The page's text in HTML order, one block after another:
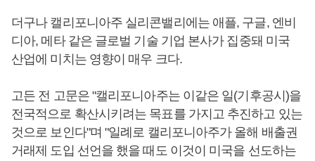
더구나 캘리포니아주 실리콘밸리에는 애플, 구글, 엔비
디아, 메타 같은 글로벌 기술 기업 본사가 집중돼 미국
산업에 미치는 영향이 매우 크다.
고든 전 고문은 "캘리포니아주는 이같은 일(기후공시)을
전국적으로 확산시키려는 목표를 가지고 추진하고 있는
것으로 보인다"며 "일례로 캘리포니아주가 올해 배출권
거래제 도입 선언을 했을 때도 이것이 미국을 선도하는